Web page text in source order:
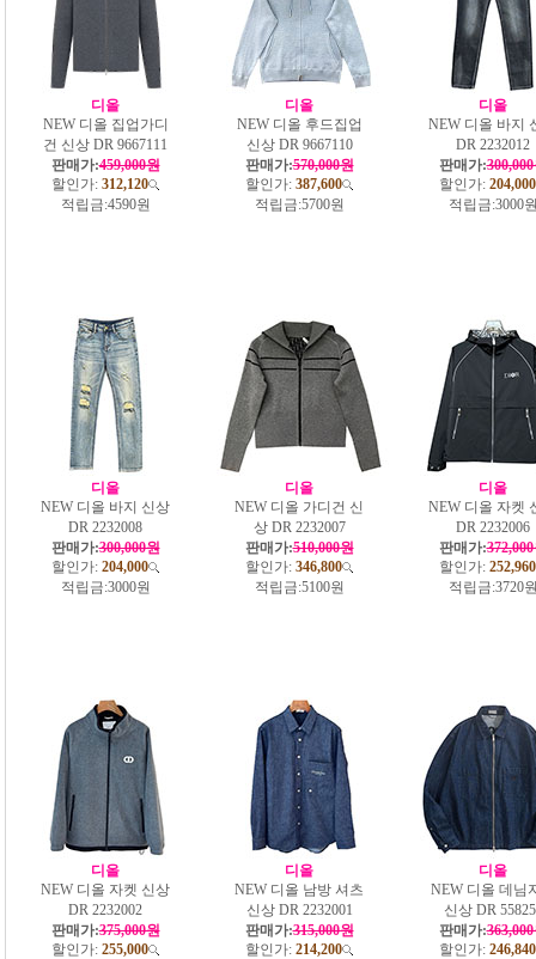
디올
NEW 디올 집업가디
건 신상 DR 9667111
판매가:459,000원
할인가: 312,120
적립금:4590원
디올
NEW 디올 후드집업
신상 DR 9667110
판매가:570,000원
할인가: 387,600
적립금:5700원
디올
NEW 디올 바지
DR 2232012
판매가:
할인가: 204,000
적립금:3000
디올
NEW 디올 바지 신상
DR 2232008
판매가:300,000원
할인가: 204,000
적립금:3000원
디올
NEW 디올 가디건 신
상 DR 2232007
판매가:510,000원
할인가: 346,800
적립금:5100원
디올
NEW 디올 자켓
DR 2232006
판매가:
할인가: 252,960
적립금:3720
디올
NEW 디올 자켓 신상
DR 2232002
판매가:375,000원
할인가: 255,000
디올
NEW 디올 남방 셔츠
신상 DR 2232001
판매가:315,000원
할인가: 214,200
디올
NEW 디올 데님
신상 DR
판매가:
할인가: 246,840